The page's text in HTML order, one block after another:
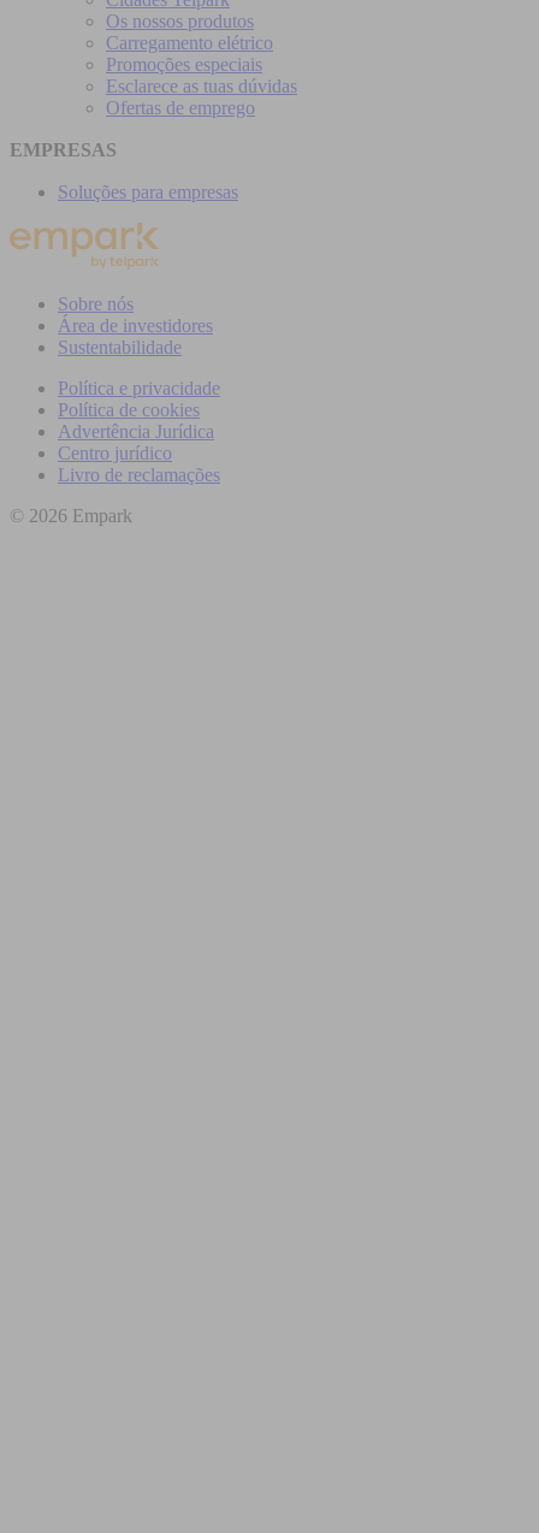
Os nossos produtos
Carregamento elétrico
Promoções especiais
Esclarece as tuas dúvidas
Ofertas de emprego
EMPRESAS
Soluções para empresas
Sobre nós
Área de investidores
Sustentabilidade
Política e privacidade
Política de cookies
Advertência Jurídica
Centro jurídico
Livro de reclamações
© 2026 Empark